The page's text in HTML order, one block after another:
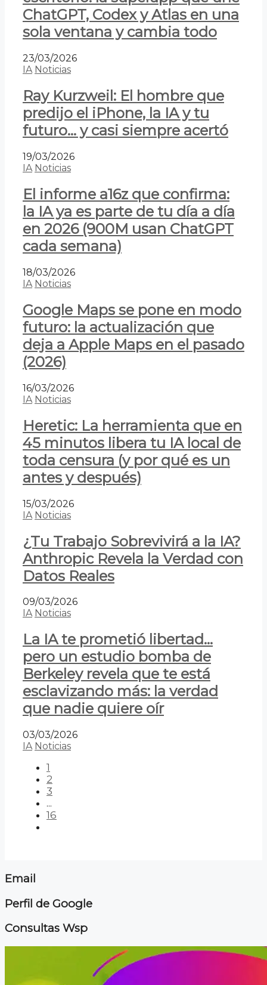
ChatGPT, Codex y Atlas en una
sola ventana y cambia todo
23/03/2026
IA Noticias
Ray Kurzweil: El hombre que
predijo el iPhone, la IA y tu
futuro… y casi siempre acertó
19/03/2026
IA Noticias
El informe a16z que confirma:
la IA ya es parte de tu día a día
en 2026 (900M usan ChatGPT
cada semana)
18/03/2026
IA Noticias
Google Maps se pone en modo
futuro: la actualización que
deja a Apple Maps en el pasado
(2026)
16/03/2026
IA Noticias
Heretic: La herramienta que en
45 minutos libera tu IA local de
toda censura (y por qué es un
antes y después)
15/03/2026
IA Noticias
¿Tu Trabajo Sobrevivirá a la IA?
Anthropic Revela la Verdad con
Datos Reales
09/03/2026
IA Noticias
La IA te prometió libertad…
pero un estudio bomba de
Berkeley revela que te está
esclavizando más: la verdad
que nadie quiere oír
03/03/2026
IA Noticias
1
2
3
...
16
Email
Perfil de Google
Consultas Wsp